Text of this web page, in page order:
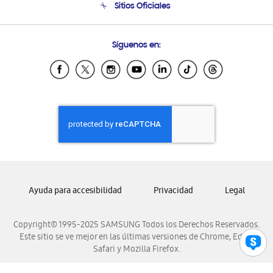
Soporte vía eMail
Sitios Oficiales
Samsung Ecuador
Samsung El Salvador
Samsung Honduras
Samsung Nicaragua
Samsung Panamá
Samsung Venezuela
Síguenos en:
Copyright© 1995-2025 SAMSUNG Todos los Derechos Reservados.
Este sitio se ve mejor en las últimas versiones de Chrome, Edge,
Safari y Mozilla Firefox.
Ayuda para accesibilidad Privacidad Legal